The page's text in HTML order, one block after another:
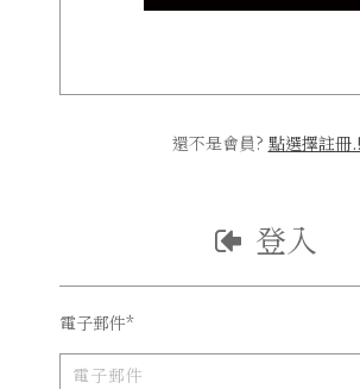
還不是會員? 點選擇註冊.!
登入
電子郵件*